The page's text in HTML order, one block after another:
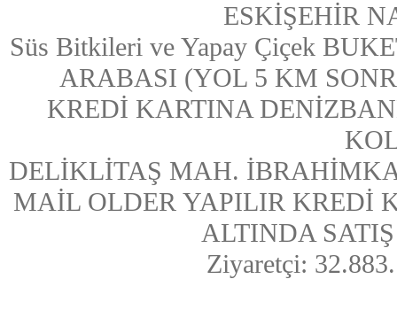
ESKİŞEHİR
Süs Bitkileri ve Yapay Çiçek
ARABASI (YOL 5 KM
KREDİ KARTINA
DELİKLİTAŞ MAH.
MAİL OLDER YAPILIR KREDİ
ALTINDA
Ziyaretçi: